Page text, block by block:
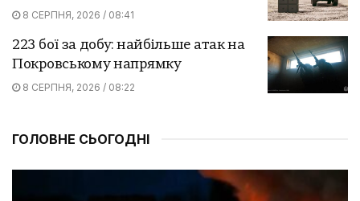
8 СЕРПНЯ, 2026 / 08:41
223 бої за добу: найбільше атак на
Покровському напрямку
8 СЕРПНЯ, 2026 / 08:22
ГОЛОВНЕ СЬОГОДНІ